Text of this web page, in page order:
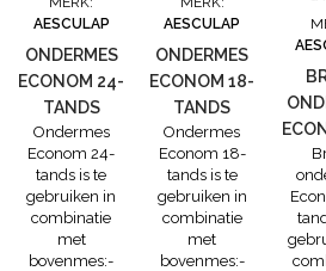
AESCULAP
ONDERMES
ECONOM 24-
TANDS
Ondermes
Econom 24-
tands is te
gebruiken in
combinatie
met
bovenmes:-
AESCULAP
ONDERMES
ECONOM 18-
TANDS
Ondermes
Econom 18-
tands is te
gebruiken in
combinatie
met
bovenmes:-